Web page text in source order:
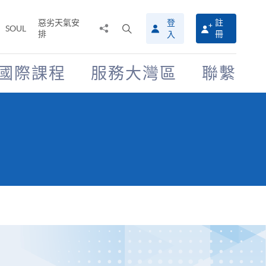
SOUL
惡劣天氣安
排
搜
尋
介
面
登
入
註
冊
際課程 服務大灣區 聯繫